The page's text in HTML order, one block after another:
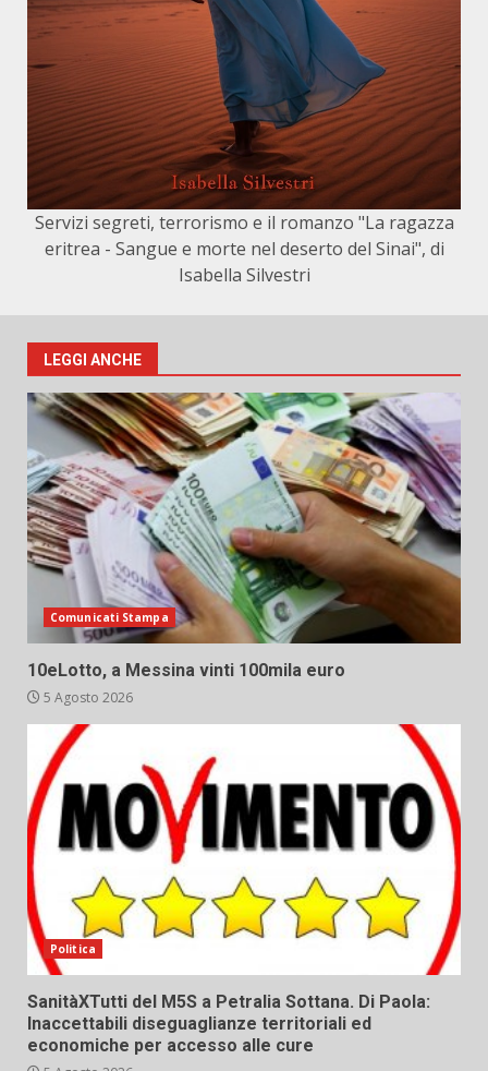
Servizi segreti, terrorismo e il romanzo "La ragazza
eritrea - Sangue e morte nel deserto del Sinai", di
Isabella Silvestri
LEGGI ANCHE
Comunicati Stampa
10eLotto, a Messina vinti 100mila euro
5 Agosto 2026
Politica
SanitàXTutti del M5S a Petralia Sottana. Di Paola:
Inaccettabili diseguaglianze territoriali ed
economiche per accesso alle cure